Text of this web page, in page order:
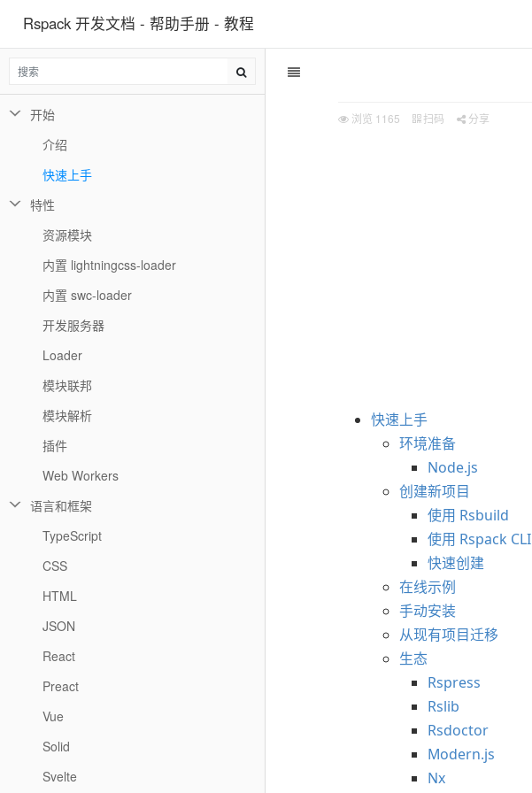
Rspack 开发文档 - 帮助手册 - 教程
浏览 1165 扫码 分享
快速上手
环境准备
Node.js
创建新项目
使用 Rsbuild
使用 Rspack CLI
快速创建
在线示例
手动安装
从现有项目迁移
生态
Rspress
Rslib
Rsdoctor
Modern.js
Nx
开始
介绍
快速上手
特性
资源模块
内置 lightningcss-loader
内置 swc-loader
开发服务器
Loader
模块联邦
模块解析
插件
Web Workers
语言和框架
TypeScript
CSS
HTML
JSON
React
Preact
Vue
Solid
Svelte